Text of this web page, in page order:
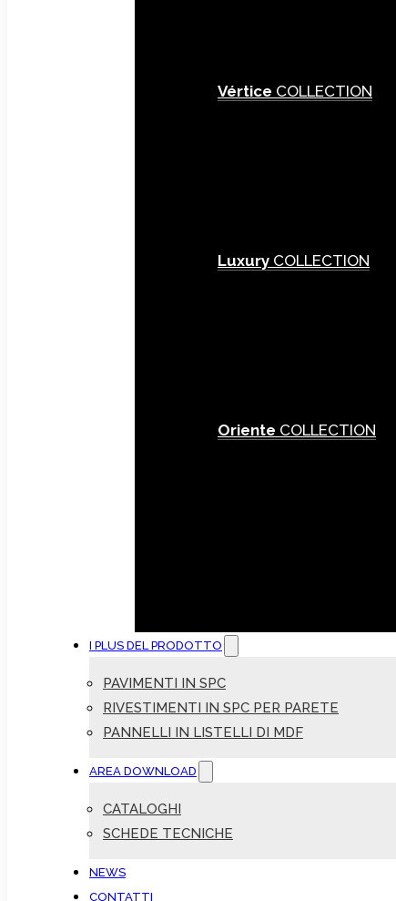
Vértice COLLECTION
Luxury COLLECTION
Oriente COLLECTION
I PLUS DEL PRODOTTO
PAVIMENTI IN SPC
RIVESTIMENTI IN SPC PER PARETE
PANNELLI IN LISTELLI DI MDF
AREA DOWNLOAD
CATALOGHI
SCHEDE TECNICHE
NEWS
CONTATTI